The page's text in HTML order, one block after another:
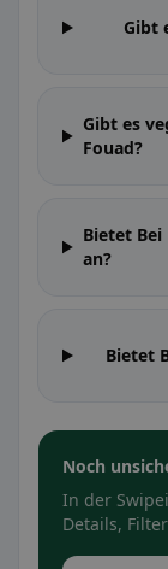
Gibt
Gibt es
Fouad?
Bietet Bei
an?
Bietet
Noch
In der
Details,